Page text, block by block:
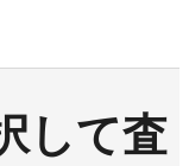
して査